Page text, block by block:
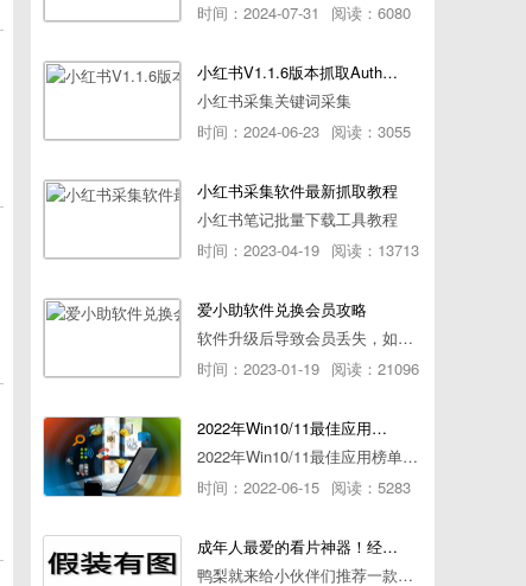
时间：2024-07-31
阅读：6080
小红书V1.1.6版本抓取AuthorId最新教程
小红书采集关键词采集
时间：2024-06-23 阅读：3055
小红书采集软件最新抓取教程
小红书笔记批量下载工具教程
时间：2023-04-19 阅读：13713
爱小助软件兑换会员攻略
软件升级后导致会员丢失，如何快速兑换会员详细攻略
时间：2023-01-19 阅读：21096
2022年Win10/11最佳应用榜单出炉！ 你都用过几个？
2022年Win10/11最佳应用榜单出炉！ 你都用过几个？
时间：2022-06-15 阅读：5283
成年人最爱的看片神器！经久耐用-白嫖全网资源
鸭梨就来给小伙伴们推荐一款经久耐用的良心播放器，资源齐全无广告，可以放心使用~